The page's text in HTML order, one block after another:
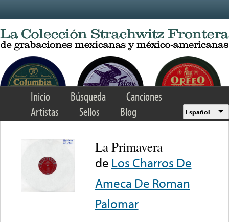
Inicio Búsqueda
Canciones
Artistas
Sellos Blog Español
La Primavera
de Los Charros De
Ameca De Roman
Palomar